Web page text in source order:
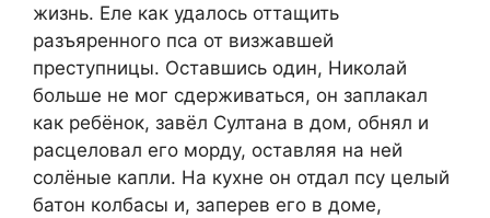
жизнь. Еле как удалось оттащить
разъяренного пса от визжавшей
преступницы. Оставшись один, Николай
больше не мог сдерживаться, он заплакал
как ребёнок, завёл Султана в дом, обнял и
расцеловал его морду, оставляя на ней
солёные капли. На кухне он отдал псу целый
батон колбасы и, заперев его в доме,